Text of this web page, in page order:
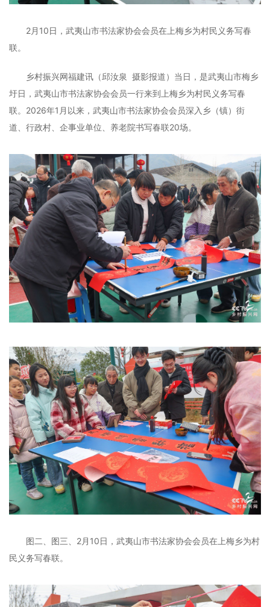
2月10日，武夷山市书法家协会会员在上梅乡为村民义务写春
联。
乡村振兴网福建讯（邱汝泉 摄影报道）当日，是武夷山市梅乡
圩日，武夷山市书法家协会会员一行来到上梅乡为村民义务写春
联。2026年1月以来，武夷山市书法家协会会员深入乡（镇）街
道、行政村、企事业单位、养老院书写春联20场。
图二、图三、2月10日，武夷山市书法家协会会员在上梅乡为村
民义务写春联。